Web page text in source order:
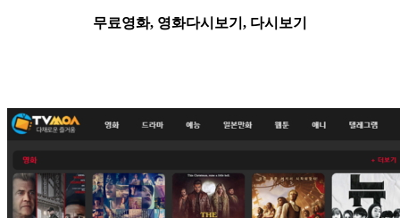
무료영화, 영화다시보기, 다시보기